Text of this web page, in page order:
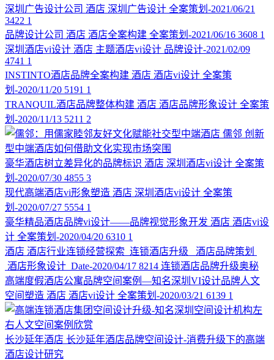
深圳广告设计公司 酒店 深圳广告设计 全案策划-2021/06/21
3422 1
品牌设计公司 酒店 酒店全案构建 全案策划-2021/06/16 3608 1
深圳酒店vi设计 酒店 主题酒店vi设计 品牌设计-2021/02/09
4741 1
INSTINTO酒店品牌全案构建 酒店 酒店vi设计 全案策
划-2020/11/20 5191 1
TRANQUIL酒店品牌整体构建 酒店 酒店品牌形象设计 全案策
划-2020/11/13 5211 2
儒邻 创新
型中端酒店如何借助文化实现市场突围
豪华酒店树立差异化的品牌标识 酒店 深圳酒店vi设计 全案策
划-2020/07/30 4855 3
现代高端酒店vi形象塑造 酒店 深圳酒店vi设计 全案策
划-2020/07/27 5554 1
豪华精品酒店品牌vi设计——品牌视觉形象开发 酒店 酒店vi设
计 全案策划-2020/04/20 6310 1
酒店 酒店行业连锁经营探索 连锁酒店升级 酒店品牌策划
酒店形象设计 Date-2020/04/17 8214 连锁酒店品牌升级奥秘
高端度假酒店公寓品牌空间案例—知名深圳VI设计品牌人文
空间塑造 酒店 酒店vi设计 全案策划-2020/03/21 6139 1
长沙延年酒店 长沙延年酒店品牌空间设计-消费升级下的高端
酒店设计研究